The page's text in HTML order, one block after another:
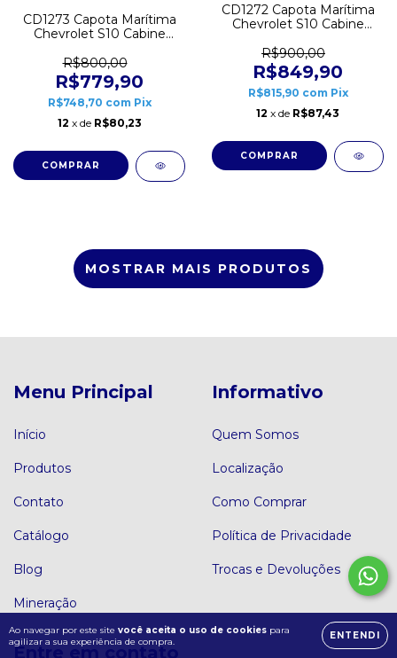
Ao navegar por este site você aceita o uso de cookies para
agilizar a sua experiência de compra.
ENTENDI
CD1273 Capota Marítima
Chevrolet S10 Cabine
Force
R$800,00
R$779,90
R$748,70 com Pix
12 x de R$80,23
CD1272 Capota Marítima
Chevrolet S10 Cabine
Force
R$900,00
R$849,90
R$815,90 com Pix
12 x de R$87,43
MOSTRAR MAIS PRODUTOS
Menu Principal
Início
Produtos
Contato
Catálogo
Blog
Mineração
Informativo
Quem Somos
Localização
Como Comprar
Política de Privacidade
Trocas e Devoluções
Entre em contato